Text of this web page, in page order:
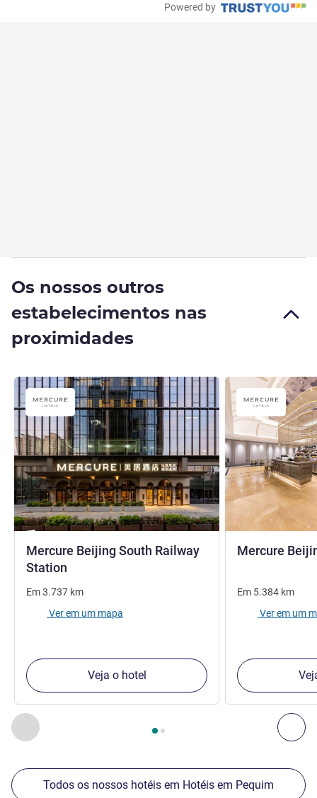
Powered by
Os nossos outros
estabelecimentos nas
proximidades
Anterior - Os nossos outros estabelecimentos nas
Página , Os nossos outros estabelecimentos nas
Mercure Beijing South Railway
Station
Em3.737 km
Ver em um mapa
Veja o hotel
Mercure
Em 5.384 km
Ver em um
Todos os nossos hotéis em Hotéis em Pequim